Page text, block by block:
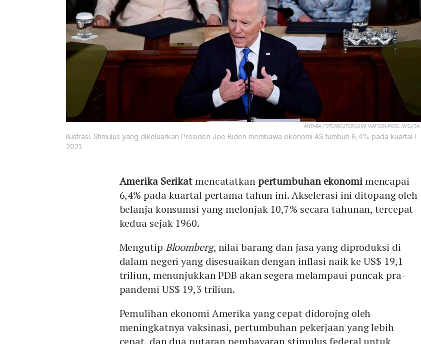
ANTARA FOTO/REUTERS/JIM WATSON/POOL /WSJ/SA.
Ilustrasi. Stimulus yang dikeluarkan Presiden Joe Biden membawa ekonomi AS tumbuh 6,4% pada kuartal I
2021.
Amerika Serikatmencatatkanpertumbuhan ekonomimencapai
6,4% pada kuartal pertama tahun ini. Akselerasi ini ditopang oleh
belanja konsumsi yang melonjak 10,7% secara tahunan, tercepat
kedua sejak 1960.
Mengutip Bloomberg, nilai barang dan jasa yang diproduksi di
dalam negeri yang disesuaikan dengan inflasi naik ke US$ 19,1
triliun, menunjukkan PDB akan segera melampaui puncak pra-
pandemi US$ 19,3 triliun.
Pemulihan ekonomi Amerika yang cepat didorojng oleh
meningkatnya vaksinasi, pertumbuhan pekerjaan yang lebih